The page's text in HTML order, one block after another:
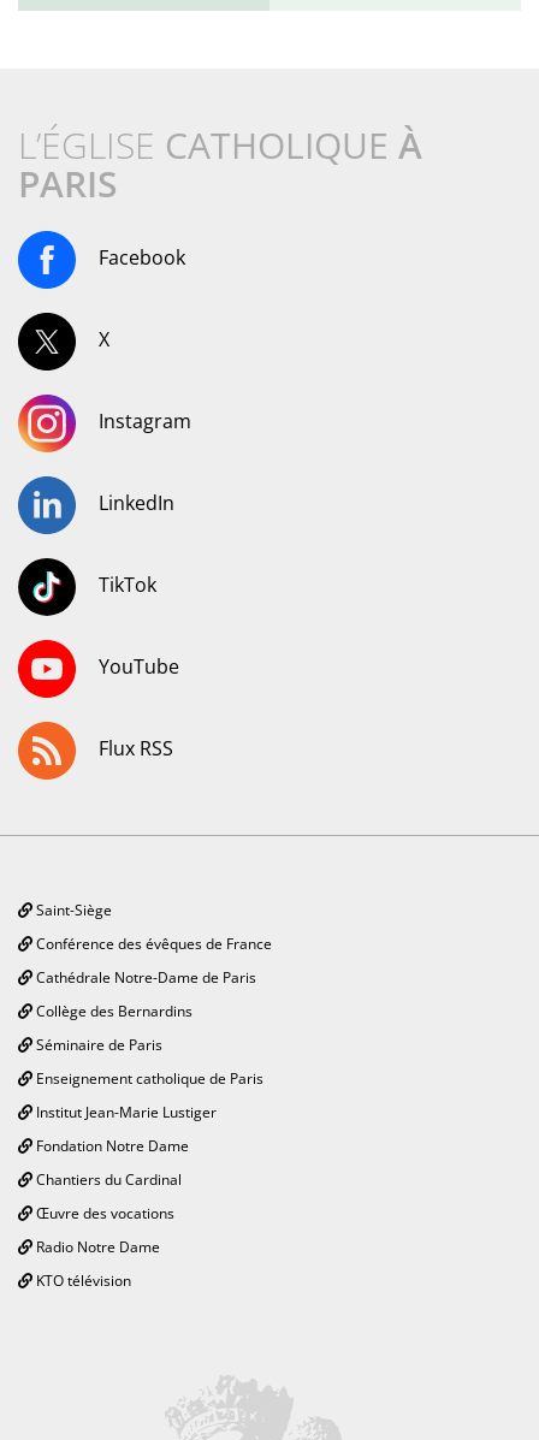
L’ÉGLISE CATHOLIQUE À
PARIS
Facebook
X
Instagram
LinkedIn
TikTok
YouTube
Flux RSS
Saint-Siège
Conférence des évêques de France
Cathédrale Notre-Dame de Paris
Collège des Bernardins
Séminaire de Paris
Enseignement catholique de Paris
Institut Jean-Marie Lustiger
Fondation Notre Dame
Chantiers du Cardinal
Œuvre des vocations
Radio Notre Dame
KTO télévision